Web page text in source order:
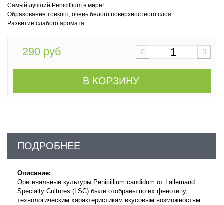
Самый лучший Penicillium в мире!
Образование тонкого, очень белого поверхностного слоя.
Развитие слабого аромата.
290 руб
В КОРЗИНУ
ПОДРОБНЕЕ
Описание:
Оригинальные культуры Penicillium candidum от Lallemand
Specialty Cultures (LSC) были отобраны по их фенотипу,
технологическим характеристикам вкусовым возможностям.